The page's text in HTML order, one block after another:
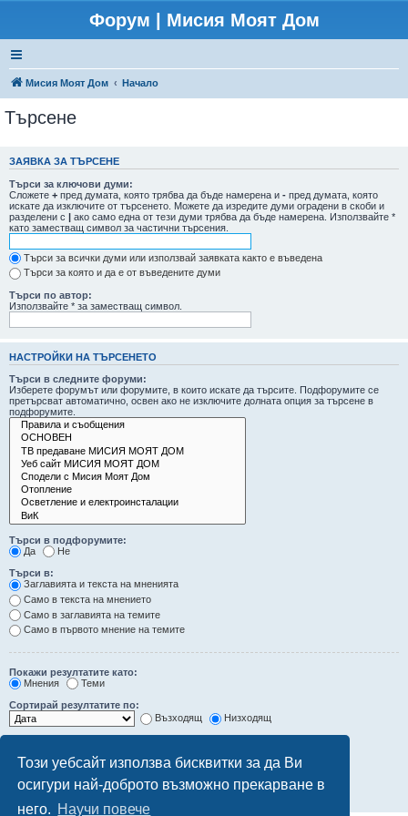
Този уебсайт използва бисквитки за да Ви
осигури най-доброто възможно прекарване в
него. Научи повече
Форум | Мисия Моят Дом
Мисия Моят Дом Начало
Търсене
ЗАЯВКА ЗА ТЪРСЕНЕ
Търси за ключови думи:
Сложете + пред думата, която трябва да бъде намерена и - пред думата, която
искате да изключите от търсенето. Можете да изредите думи оградени в скоби и
разделени с | ако само една от тези думи трябва да бъде намерена. Използвайте *
като заместващ символ за частични търсения.
Търси за всички думи или използвай заявката както е въведена
Търси за която и да е от въведените думи
Търси по автор:
Използвайте * за заместващ символ.
НАСТРОЙКИ НА ТЪРСЕНЕТО
Търси в следните форуми:
Изберете форумът или форумите, в които искате да търсите. Подфорумите се
претърсват автоматично, освен ако не изключите долната опция за търсене в
подфорумите.
Търси в подфорумите:
Да
Не
Търси в:
Заглавията и текста на мненията
Само в текста на мнението
Само в заглавията на темите
Само в първото мнение на темите
Покажи резултатите като:
Мнения
Теми
Сортирай резултатите по:
Възходящ
Низходящ
Покажи първите:
символа от мненията